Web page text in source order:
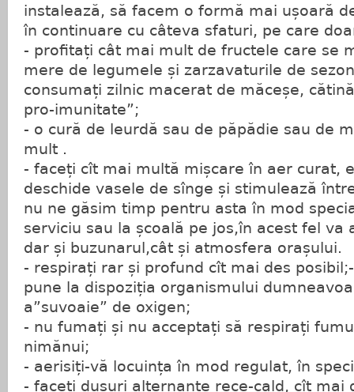
instalează, să facem o formă mai ușoară
în continuare cu câteva sfaturi, pe care
- profitați cât mai mult de fructele care se
mere de legumele și zarzavaturile de
consumați zilnic macerat de măceșe,
pro-imunitate”;
- o cură de leurdă sau de păpădie sau de
mult .
- faceți cît mai multă mișcare în aer curat,
deschide vasele de sînge și stimulează
nu ne găsim timp pentru asta în mod
serviciu sau la școală pe jos,în acest fel va
dar și buzunarul,cât și atmosfera orașului.
- respirați rar și profund cît mai des
pune la dispoziția organismului
a”suvoaie” de oxigen;
- nu fumați și nu acceptați să respirați
nimănui;
- aerisiți-vă locuința în mod regulat, în
- faceți dușuri alternante rece-cald, cît mai